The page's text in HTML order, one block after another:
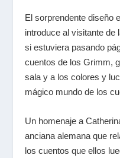
El sorprendente diseño
introduce al visitante de
si estuviera pasando
cuentos de los Grimm,
sala y a los colores y
mágico mundo de los
Un homenaje a
anciana alemana que
los cuentos que ellos